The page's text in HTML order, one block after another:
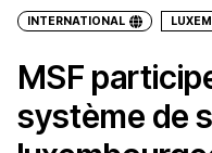
INTERNATIONAL
MSF
système de